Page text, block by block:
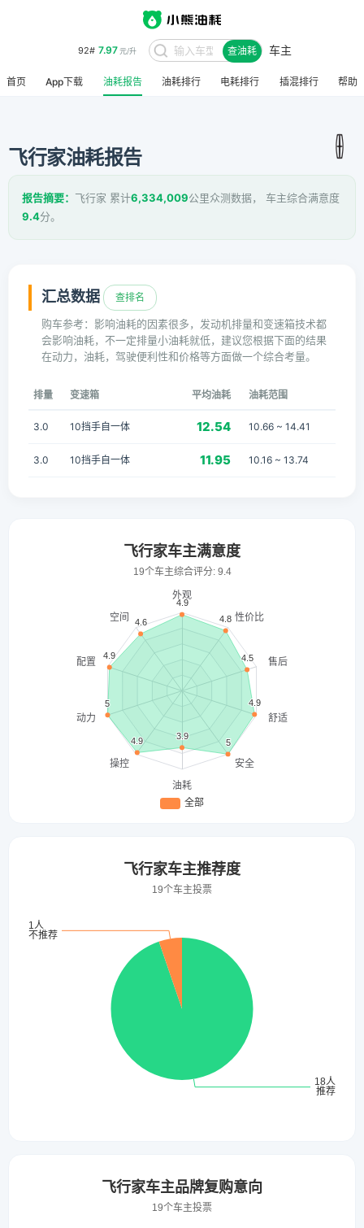
92# 7.97元/升 查油耗 车主
首页 App下载 油耗报告 油耗排行 电耗排行 插混排行 帮助
飞行家油耗报告
报告摘要： 飞行家 累计6,334,009公里众测数据， 车主综合满意度
9.4分。
汇总数据 查排名
购车参考：影响油耗的因素很多，发动机排量和变速箱技术都
会影响油耗，不一定排量小油耗就低，建议您根据下面的结果
在动力，油耗，驾驶便利性和价格等方面做一个综合考量。
排量 变速箱 平均油耗 油耗范围
3.0 10挡手自一体 12.54 10.66 ~ 14.41
3.0 10挡手自一体 11.95 10.16 ~ 13.74